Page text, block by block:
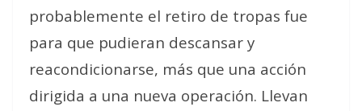
probablemente el retiro de tropas fue
para que pudieran descansar y
reacondicionarse, más que una acción
dirigida a una nueva operación. Llevan